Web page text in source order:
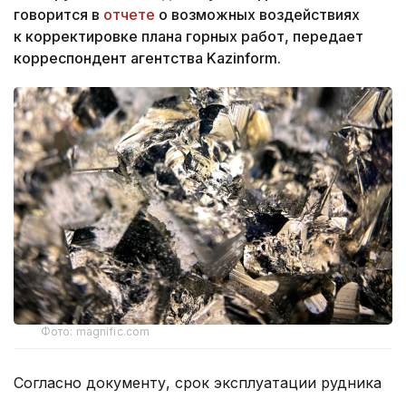
говорится в отчете о возможных воздействиях
к корректировке плана горных работ, передает
корреспондент агентства Kazinform.
Фото: magnific.com
Согласно документу, срок эксплуатации рудника